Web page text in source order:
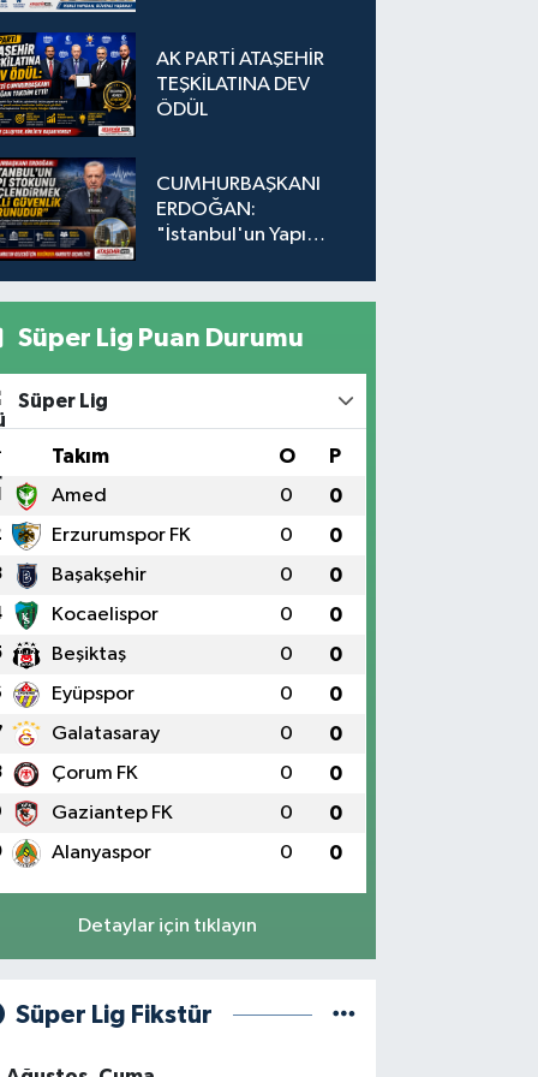
AK PARTİ ATAŞEHİR
TEŞKİLATINA DEV
ÖDÜL
CUMHURBAŞKANI
ERDOĞAN:
"İstanbul'un Yapı
Güçlendirmek Milli
Süper Lig Puan Durumu
Süper Lig
Takım O P
Amed 0 0
Erzurumspor FK 0 0
Başakşehir 0 0
Kocaelispor 0 0
Beşiktaş 0 0
Eyüpspor 0 0
Galatasaray 0 0
Çorum FK 0 0
Gaziantep FK 0 0
Alanyaspor 0 0
Detaylar için tıklayın
Süper Lig Fikstür